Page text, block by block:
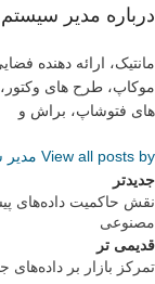
درباره مدیر سیستم
مانتیک، ارائه دهنده
موکاپ، طرح های
های فتوشاپ، براش و
View all posts by مدیر سیستم
جدیدتر
نقش حاکمیت داده‌های
مصنوعی
قدیمی تر
تمرکز بازار بر داده‌های